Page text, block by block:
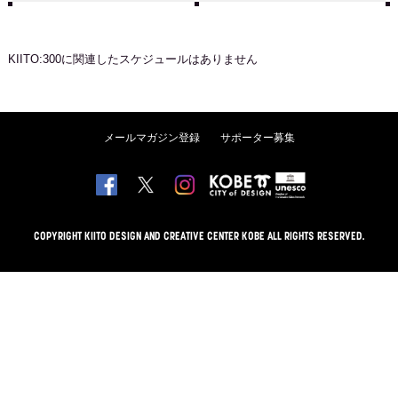
KIITO:300に関連したスケジュールはありません
メールマガジン登録 サポーター募集
COPYRIGHT KIITO DESIGN AND CREATIVE CENTER KOBE ALL RIGHTS RESERVED.